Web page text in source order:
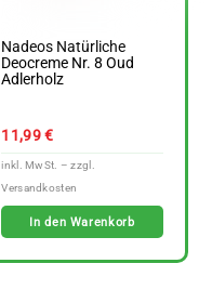
Nadeos Natürliche
Deocreme Nr. 8 Oud
Adlerholz
11,99€
In den Warenkorb